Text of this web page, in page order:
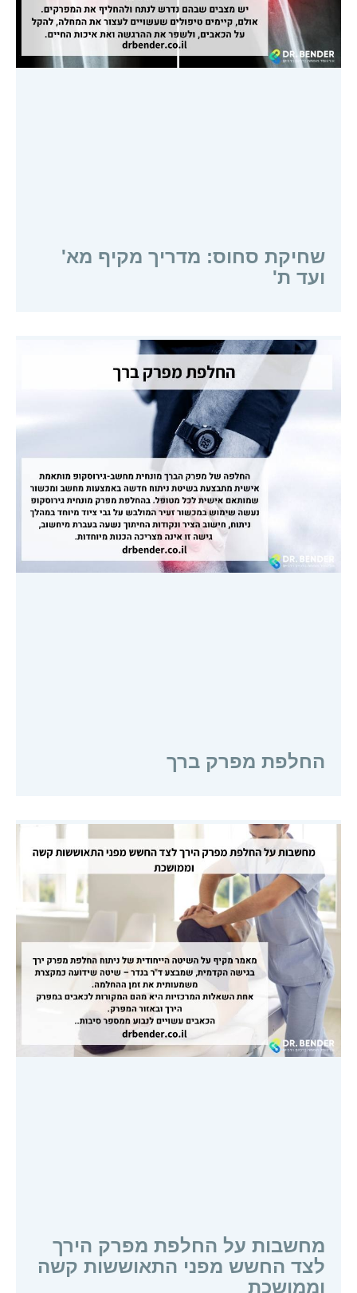
שחיקת סחוס: מדריך מקיף מא'
ועד ת'
החלפת מפרק ברך
מחשבות על החלפת מפרק הירך
לצד החשש מפני התאוששות קשה
וממושכת